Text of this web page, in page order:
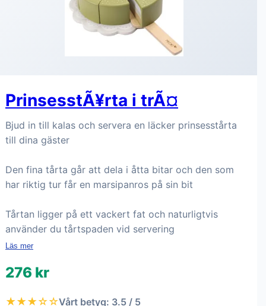
PrinsesstÃ¥rta i trÃ¤
Bjud in till kalas och servera en läcker prinsesstårta
till dina gäster
Den fina tårta går att dela i åtta bitar och den som
har riktig tur får en marsipanros på sin bit
Tårtan ligger på ett vackert fat och naturligtvis
använder du tårtspaden vid servering
Läs mer
276 kr
★★★☆☆Vårt betyg: 3.5 / 5